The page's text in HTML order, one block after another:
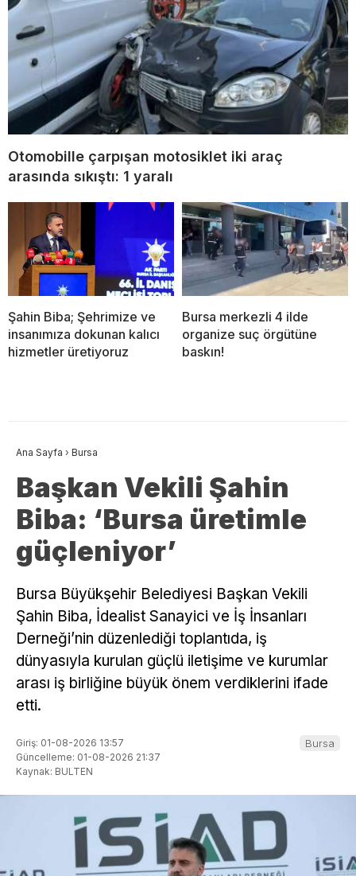
Otomobille çarpışan motosiklet iki araç
arasında sıkıştı: 1 yaralı
Şahin Biba; Şehrimize ve
insanımıza dokunan kalıcı
hizmetler üretiyoruz
Bursa merkezli 4 ilde
organize suç örgütüne
baskın!
Ana Sayfa › Bursa
Başkan Vekili Şahin
Biba: ‘Bursa üretimle
güçleniyor’
Bursa Büyükşehir Belediyesi Başkan Vekili
Şahin Biba, İdealist Sanayici ve İş İnsanları
Derneği’nin düzenlediği toplantıda, iş
dünyasıyla kurulan güçlü iletişime ve kurumlar
arası iş birliğine büyük önem verdiklerini ifade
etti.
Giriş: 01-08-2026 13:57
Güncelleme: 01-08-2026 21:37
Kaynak: BULTEN
Bursa